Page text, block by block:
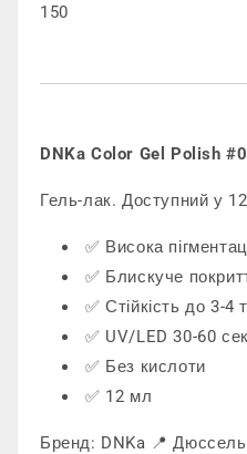
150
DNKa Color Gel Polish
Гель-лак. Доступний у
✅ Висока
✅ Блискуче
✅ Стійкість до 3-4
✅ UV/LED 30-60
✅ Без кислоти
✅ 12 мл
Бренд: DNKa 📍